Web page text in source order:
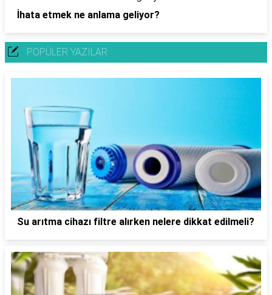
İhata etmek ne anlama geliyor?
POPÜLER YAZILAR
Su arıtma cihazı filtre alırken nelere dikkat edilmeli?